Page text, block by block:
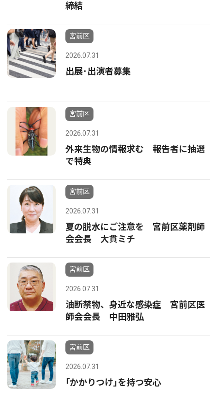
締結
宮前区
2026.07.31
出展･出演者募集
宮前区
2026.07.31
外来生物の情報求む 報告者に抽選
で特典
宮前区
2026.07.31
夏の脱水にご注意を 宮前区薬剤師
会会長 大貫ミチ
宮前区
2026.07.31
油断禁物、身近な感染症 宮前区医
師会会長 中田雅弘
宮前区
2026.07.31
｢かかりつけ｣を持つ安心